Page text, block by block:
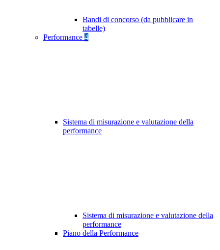
Bandi di concorso (da pubblicare in
tabelle)
Performance 4
Sistema di misurazione e valutazione della
performance
Sistema di misurazione e valutazione della
performance
Piano della Performance